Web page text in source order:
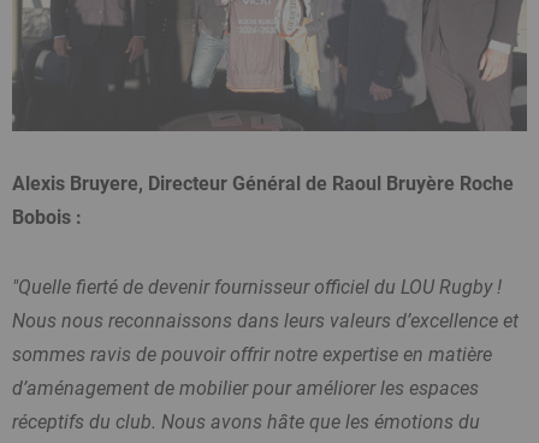
Alexis Bruyere, Directeur Général de Raoul Bruyère Roche
Bobois :
"Quelle fierté de devenir fournisseur officiel du LOU Rugby !
Nous nous reconnaissons dans leurs valeurs d’excellence et
sommes ravis de pouvoir offrir notre expertise en matière
d’aménagement de mobilier pour améliorer les espaces
réceptifs du club. Nous avons hâte que les émotions du